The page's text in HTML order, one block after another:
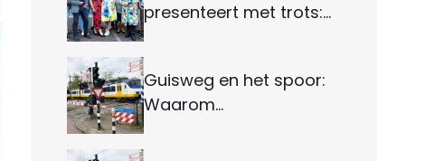
presenteert met trots:…
Guisweg en het spoor:
Waarom…